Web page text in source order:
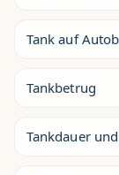
Tank auf
Tankbetrug
Tankdauer